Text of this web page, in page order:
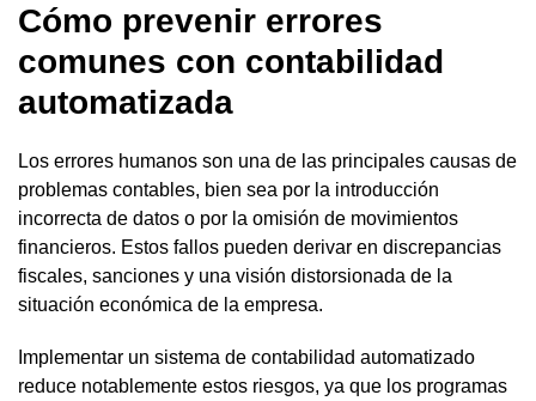
Cómo prevenir errores
comunes con contabilidad
automatizada
Los errores humanos son una de las principales causas de
problemas contables, bien sea por la introducción
incorrecta de datos o por la omisión de movimientos
financieros. Estos fallos pueden derivar en discrepancias
fiscales, sanciones y una visión distorsionada de la
situación económica de la empresa.
Implementar un sistema de contabilidad automatizado
reduce notablemente estos riesgos, ya que los programas